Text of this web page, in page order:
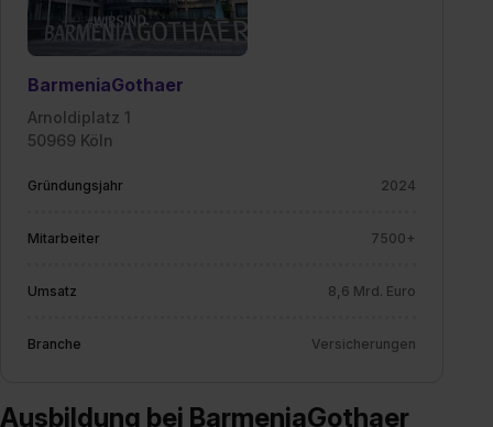
BarmeniaGothaer
Arnoldiplatz 1
50969 Köln
Gründungsjahr 2024
Mitarbeiter 7500+
Umsatz 8,6 Mrd. Euro
Branche Versicherungen
Ausbildung bei BarmeniaGothaer